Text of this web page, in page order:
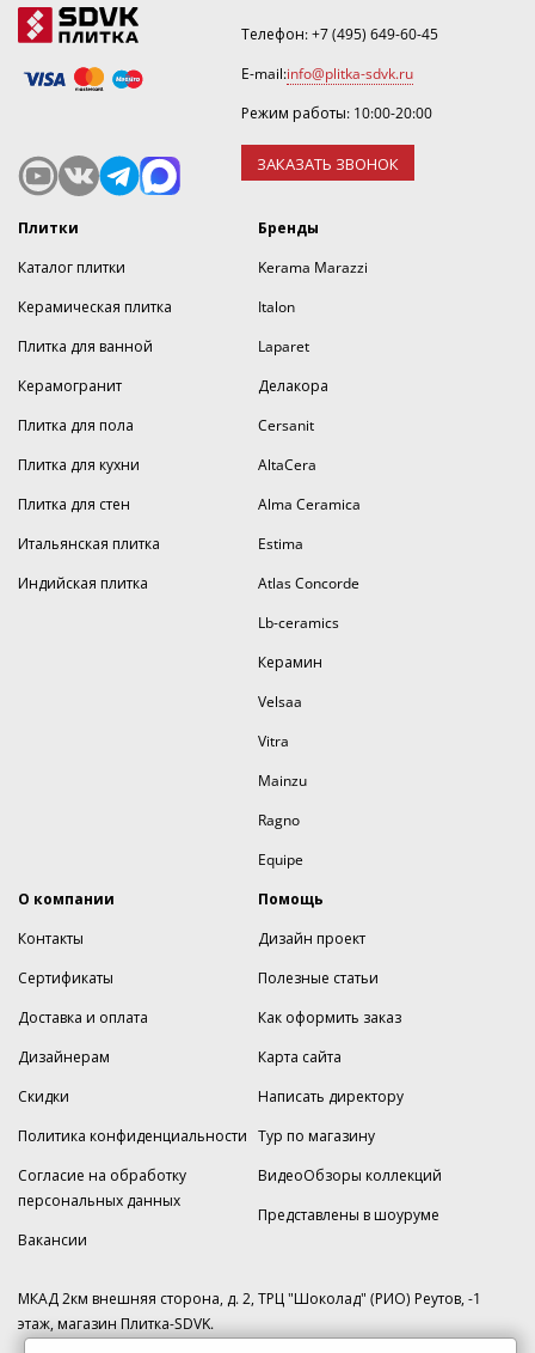
Телефон:+7 (495) 649-60-45
E-mail:info@plitka-sdvk.ru
Режим работы: 10:00-20:00
ЗАКАЗАТЬ ЗВОНОК
Плитки
Каталог плитки
Керамическая плитка
Плитка для ванной
Керамогранит
Плитка для пола
Плитка для кухни
Плитка для стен
Итальянская плитка
Индийская плитка
Бренды
Kerama Marazzi
Italon
Laparet
Делакора
Cersanit
AltaCera
Alma Ceramica
Estima
Atlas Concorde
Lb-ceramics
Керамин
Velsaa
Vitra
Mainzu
Ragno
Equipe
О компании
Контакты
Сертификаты
Доставка и оплата
Дизайнерам
Скидки
Политика конфиденциальности
Согласие на обработку
персональных данных
Вакансии
Помощь
Дизайн проект
Полезные статьи
Как оформить заказ
Карта сайта
Написать директору
Тур по магазину
ВидеоОбзоры коллекций
Представлены в шоуруме
МКАД 2км внешняя сторона, д. 2, ТРЦ "Шоколад" (РИО) Реутов, -1
этаж, магазин Плитка-SDVK.